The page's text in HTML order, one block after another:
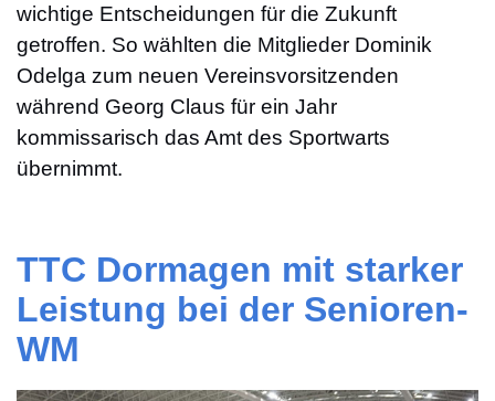
wichtige Entscheidungen für die Zukunft
getroffen. So wählten die Mitglieder Dominik
Odelga zum neuen Vereinsvorsitzenden
während Georg Claus für ein Jahr
kommissarisch das Amt des Sportwarts
übernimmt.
TTC Dormagen mit starker
Leistung bei der Senioren-
WM